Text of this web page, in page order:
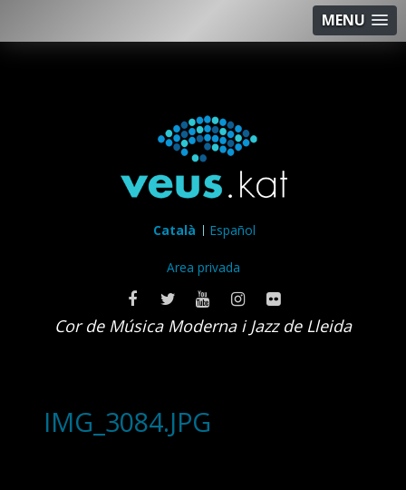
MENU
Català Español
Area privada
Cor de Música Moderna i Jazz de Lleida
IMG_3084.JPG